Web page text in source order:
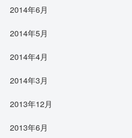
2014年6月
2014年5月
2014年4月
2014年3月
2013年12月
2013年6月